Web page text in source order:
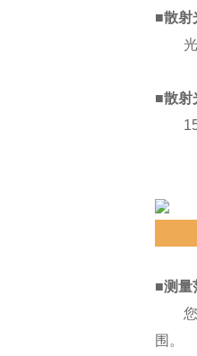
■散射
光学
■散射
15°
■测量
您可
围。